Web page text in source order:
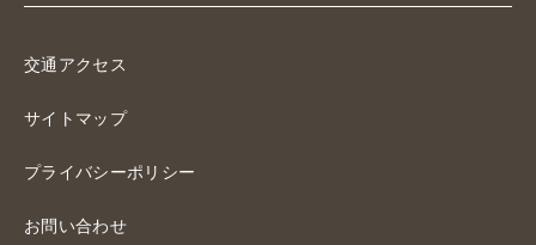
交通アクセス
サイトマップ
プライバシーポリシー
お問い合わせ